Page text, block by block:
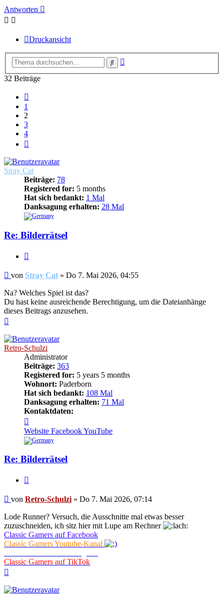
Antworten
Druckansicht
Suche
32 Beiträge
1
2
3
4
Stray Cat
Beiträge: 78
Registered for: 5 months
Hat sich bedankt: 1 Mal
Danksagung erhalten: 28 Mal
Re: Bilderrätsel
Beitrag
von Stray Cat » Do 7. Mai 2026, 04:55
Na? Welches Spiel ist das?
Du hast keine ausreichende Berechtigung, um die Dateianhänge
dieses Beitrags anzusehen.
Retro-Schulzi
Administrator
Beiträge: 363
Registered for: 5 years 5 months
Wohnort: Paderborn
Hat sich bedankt: 108 Mal
Danksagung erhalten: 71 Mal
Kontaktdaten:
von
Retro-
Schulzi
Website FacebookYouTube
Re: Bilderrätsel
Beitrag
von Retro-Schulzi » Do 7. Mai 2026, 07:14
Lode Runner? Versuch, die Ausschnitte mal etwas besser
zuzuschneiden, ich sitz hier mit Lupe am Rechner
Classic Gamers auf Facebook
Classic Gamers Youtube-Kanal
Classic Gamers auf TikTok